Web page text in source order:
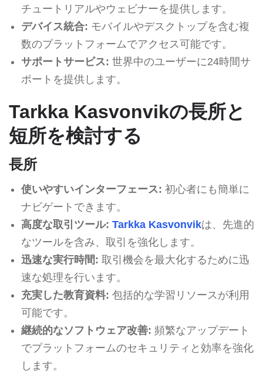
チュートリアルやウェビナーを提供します。
デバイス統合: モバイルやデスクトップを含む複
数のプラットフォームでアクセス可能です。
サポートサービス: 世界中のユーザーに24時間サ
ポートを提供します。
Tarkka Kasvonvikの長所と
短所を検討する
長所
使いやすいインターフェース: 初心者にも簡単に
ナビゲートできます。
高度な取引ツール: Tarkka Kasvonvikは、先進的
なツールを含み、取引を強化します。
迅速な実行時間: 取引機会を最大化するために迅
速な処理を行います。
充実した教育資料: 包括的な学習リソースが利用
可能です。
継続的なソフトウェア改善: 頻繁なアップデート
でプラットフォームのセキュリティと効率を強化
します。